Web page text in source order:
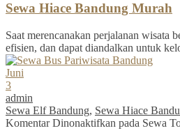
Sewa Hiace Bandung Murah
Saat merencanakan perjalanan wisata
efisien, dan dapat diandalkan untuk
Juni
3
admin
Sewa Elf Bandung, Sewa Hiace
Komentar Dinonaktifkan pada Sewa